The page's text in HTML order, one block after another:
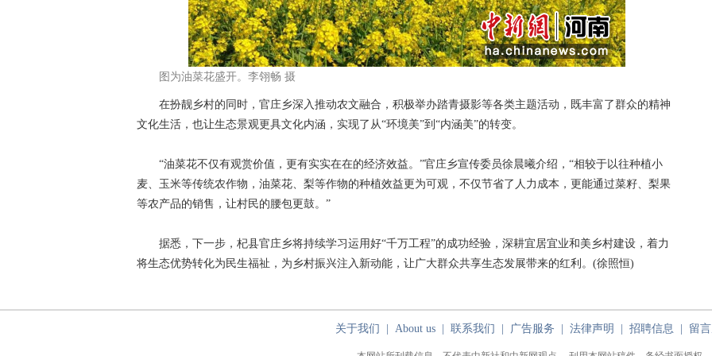
图为油菜花盛开。李翎畅 摄
在扮靓乡村的同时，官庄乡深入推动农文融合，积极举办踏青摄影等各类主题活动，既丰富了群众的精神
文化生活，也让生态景观更具文化内涵，实现了从“环境美”到“内涵美”的转变。
“油菜花不仅有观赏价值，更有实实在在的经济效益。”官庄乡宣传委员徐晨曦介绍，“相较于以往种植小
麦、玉米等传统农作物，油菜花、梨等作物的种植效益更为可观，不仅节省了人力成本，更能通过菜籽、梨果
等农产品的销售，让村民的腰包更鼓。”
据悉，下一步，杞县官庄乡将持续学习运用好“千万工程”的成功经验，深耕宜居宜业和美乡村建设，着力
将生态优势转化为民生福祉，为乡村振兴注入新动能，让广大群众共享生态发展带来的红利。(徐照恒)
关于我们 About us| 联系我们 广告服务 法律声明 招聘信息 留